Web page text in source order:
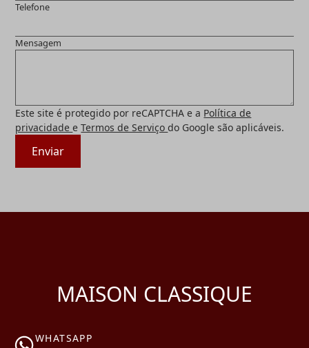
Telefone
Mensagem
Este site é protegido por reCAPTCHA e a Política de
privacidadeeTermos de Serviçodo Google são aplicáveis.
Enviar
MAISON CLASSIQUE
WHATSAPP